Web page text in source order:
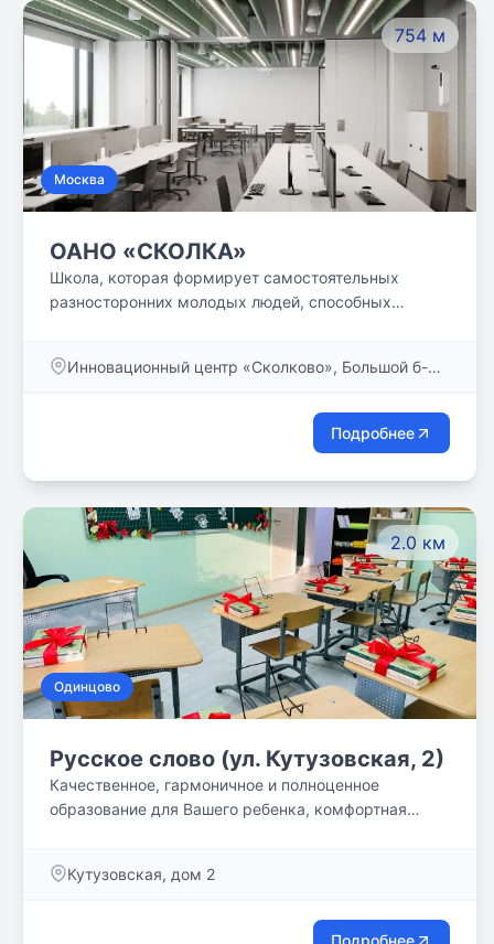
754 м
Москва
ОАНО «СКОЛКА»
Школа, которая формирует самостоятельных
разносторонних молодых людей, способных
Инновационный центр «Сколково», Большой б-р,
Подробнее
2.0 км
Одинцово
Русское слово (ул. Кутузовская, 2)
Качественное, гармоничное и полноценное
образование для Вашего ребенка, комфортная
Кутузовская, дом 2
Подробнее